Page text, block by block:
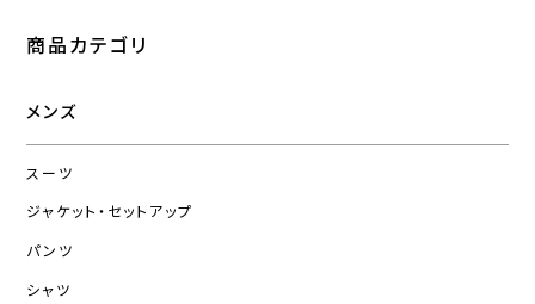
商品カテゴリ
メンズ
スーツ
ジャケット・セットアップ
パンツ
シャツ